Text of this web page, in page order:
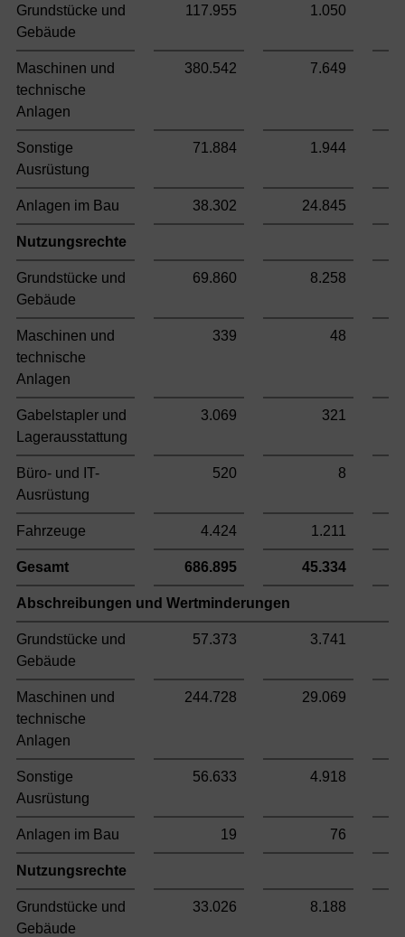
Grundstücke und
Gebäude
117.955 1.050
Maschinen und
technische
Anlagen
380.542 7.649
Sonstige
Ausrüstung
71.884 1.944
Anlagen im Bau 38.302 24.845
Nutzungsrechte
Grundstücke und
Gebäude
69.860 8.258
Maschinen und
technische
Anlagen
339 48
Gabelstapler und
Lagerausstattung
3.069 321
Büro- und IT-
Ausrüstung
520 8
Fahrzeuge 4.424 1.211
Gesamt 686.895 45.334
Abschreibungen und Wertminderungen
Grundstücke und
Gebäude
57.373 3.741
Maschinen und
technische
Anlagen
244.728 29.069
Sonstige
Ausrüstung
56.633 4.918
Anlagen im Bau 19 76
Nutzungsrechte
Grundstücke und
Gebäude
33.026 8.188